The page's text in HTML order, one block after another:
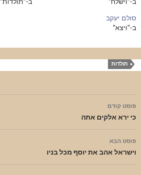
ב-"וישלח"
ב-"תולדות"
סולם יעקב
ב-"ויצא"
תולדות
ניווט
בפוסטים
פוסט קודם
כי ירא אלקים אתה
פוסט הבא
וישראל אהב את יוסף מכל בניו